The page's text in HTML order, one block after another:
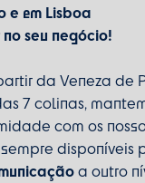
e em Lisboa
seu negócio!
da Veneza de
7 colinas,
com os
disponíveis
a outro